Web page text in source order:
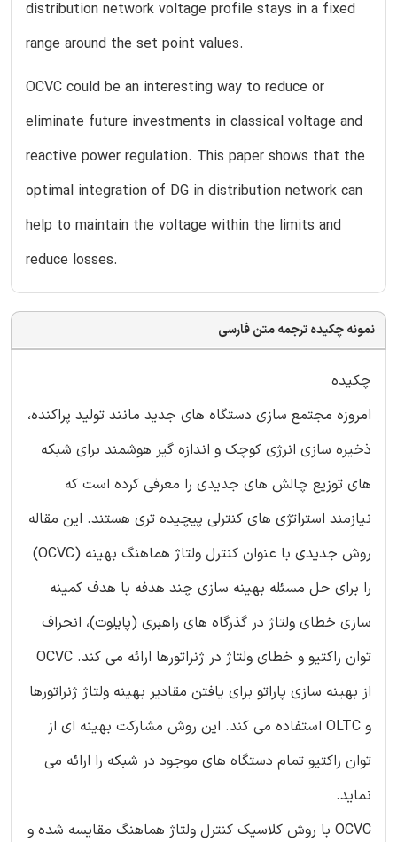
distribution network voltage profile stays in a fixed
range around the set point values.
OCVC could be an interesting way to reduce or
eliminate future investments in classical voltage and
reactive power regulation. This paper shows that the
optimal integration of DG in distribution network can
help to maintain the voltage within the limits and
reduce losses.
نمونه چکیده ترجمه متن فارسی
چکیده
امروزه مجتمع سازی دستگاه های جدید مانند تولید پراکنده،
ذخیره سازی انرژی کوچک و اندازه گیر هوشمند برای شبکه
های توزیع چالش های جدیدی را معرفی کرده است که
نیازمند استراتژی های کنترلی پیچیده تری هستند. این مقاله
روش جدیدی با عنوان کنترل ولتاژ هماهنگ بهینه (OCVC)
را برای حل مسئله بهینه سازی چند هدفه با هدف کمینه
سازی خطای ولتاژ در گذرگاه های راهبری (پایلوت)، انحراف
توان راکتیو و خطای ولتاژ در ژنراتورها ارائه می کند. OCVC
از بهینه سازی پاراتو برای یافتن مقادیر بهینه ولتاژ ژنراتورها
و OLTC استفاده می کند. این روش مشارکت بهینه ای از
توان راکتیو تمام دستگاه های موجود در شبکه را ارائه می
نماید.
OCVC با روش کلاسیک کنترل ولتاژ هماهنگ مقایسه شده و